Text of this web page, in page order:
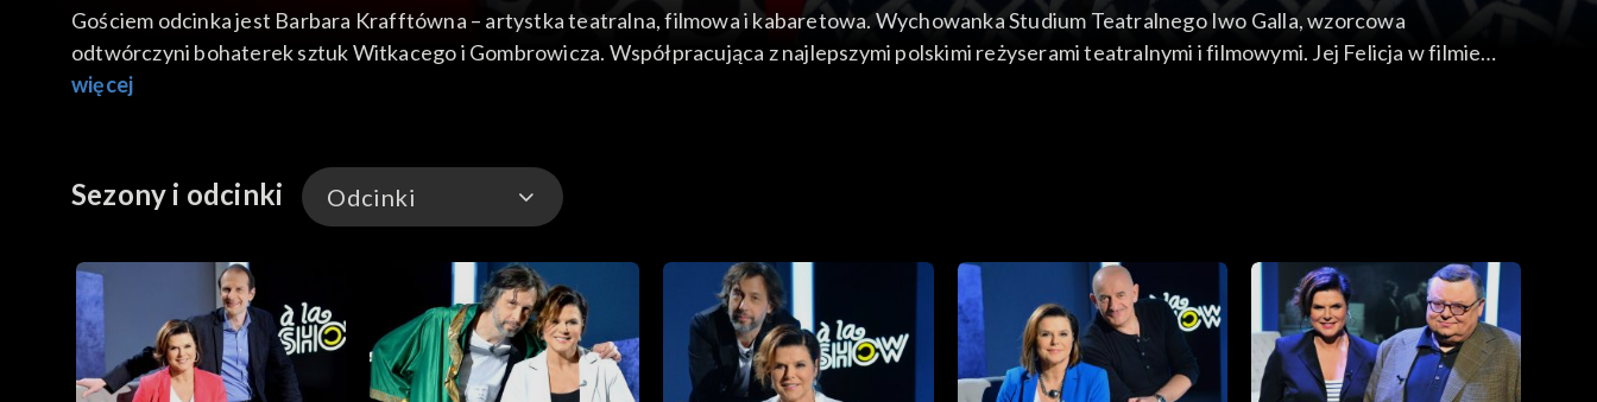
Gościem odcinka jest Barbara Krafftówna – artystka teatralna, filmowa i kabaretowa. Wychowanka Studium Teatralnego Iwo Galla, wzorcowa
odtwórczyni bohaterek sztuk Witkacego i Gombrowicza. Współpracująca z najlepszymi polskimi reżyserami teatralnymi i filmowymi. Jej Felicja w filmie
Wojciecha Hasa „Jak być kochaną” jet jedną z najlepszych ról kobiecych w polskiej kinematografii.
więcej
Sezony i odcinki Odcinki